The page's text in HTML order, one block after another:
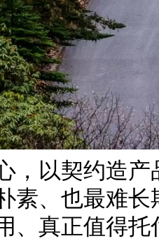
，以契约造
素、也最难
、真正值得托